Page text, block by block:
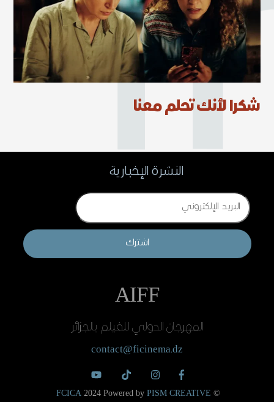
شكرا لأنك تحلم معنا
النشرة الإخبارية
Email
اشترك
AIFF
المهرجان الدولي للفيلم بالجزائر
contact@ficinema.dz
©
FCICA 2024 Powered by PISM CREATIVE